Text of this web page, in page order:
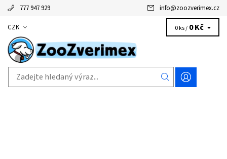
777 947 929 info@zoozverimex.cz
CZK 0 ks / 0 Kč